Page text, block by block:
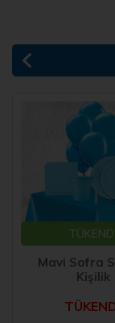
TÜKENDİ
Mavi Sofra
Kişilik